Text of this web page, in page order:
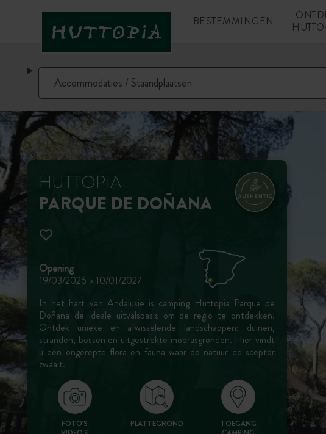
BESTEMMINGEN
HUTTOPIA
PARQUE DE DOÑANA
Opening
19/03/2026 > 10/01/2027
In het hart van Andalusië is camping Huttopia Parque de
Doñana de ideale uitvalsbasis om de regio te ontdekken.
Ontdek unieke en afwisselende landschappen: duinen,
stranden, bossen en uitgestrekte moerasgronden. Hier vindt
u een ongerepte flora en fauna waar de natuur de scepter
zwaait.
FOTO'S
PLATTEGROND
TOEGANG